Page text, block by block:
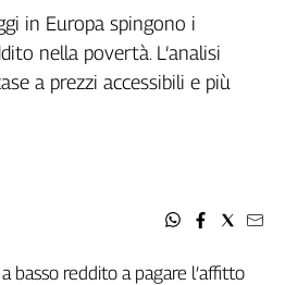
in Europa spingono i
nella povertà. L’analisi
a prezzi accessibili e più
basso reddito a pagare l’affitto